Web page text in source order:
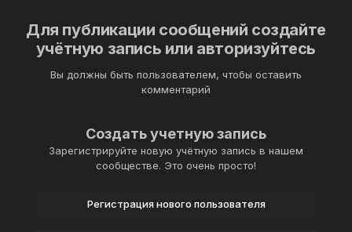
Для публикации сообщений создайте
учётную запись или авторизуйтесь
Вы должны быть пользователем, чтобы оставить
комментарий
Создать учетную запись
Зарегистрируйте новую учётную запись в нашем
сообществе. Это очень просто!
Регистрация нового пользователя